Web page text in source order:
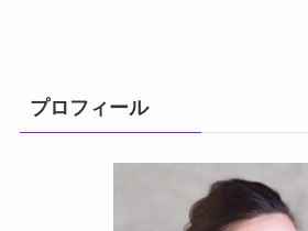
プロフィール